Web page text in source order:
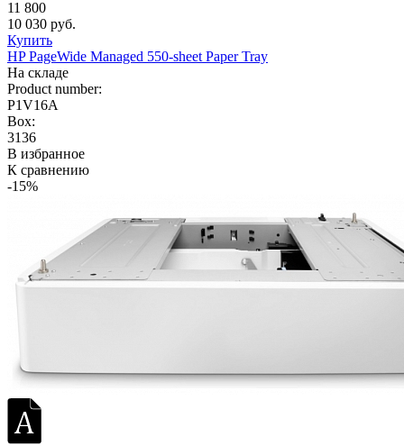
11 800
10 030 руб.
Купить
HP PageWide Managed 550-sheet Paper Tray
На складе
Product number:
P1V16A
Box:
3136
В избранное
К сравнению
-15%